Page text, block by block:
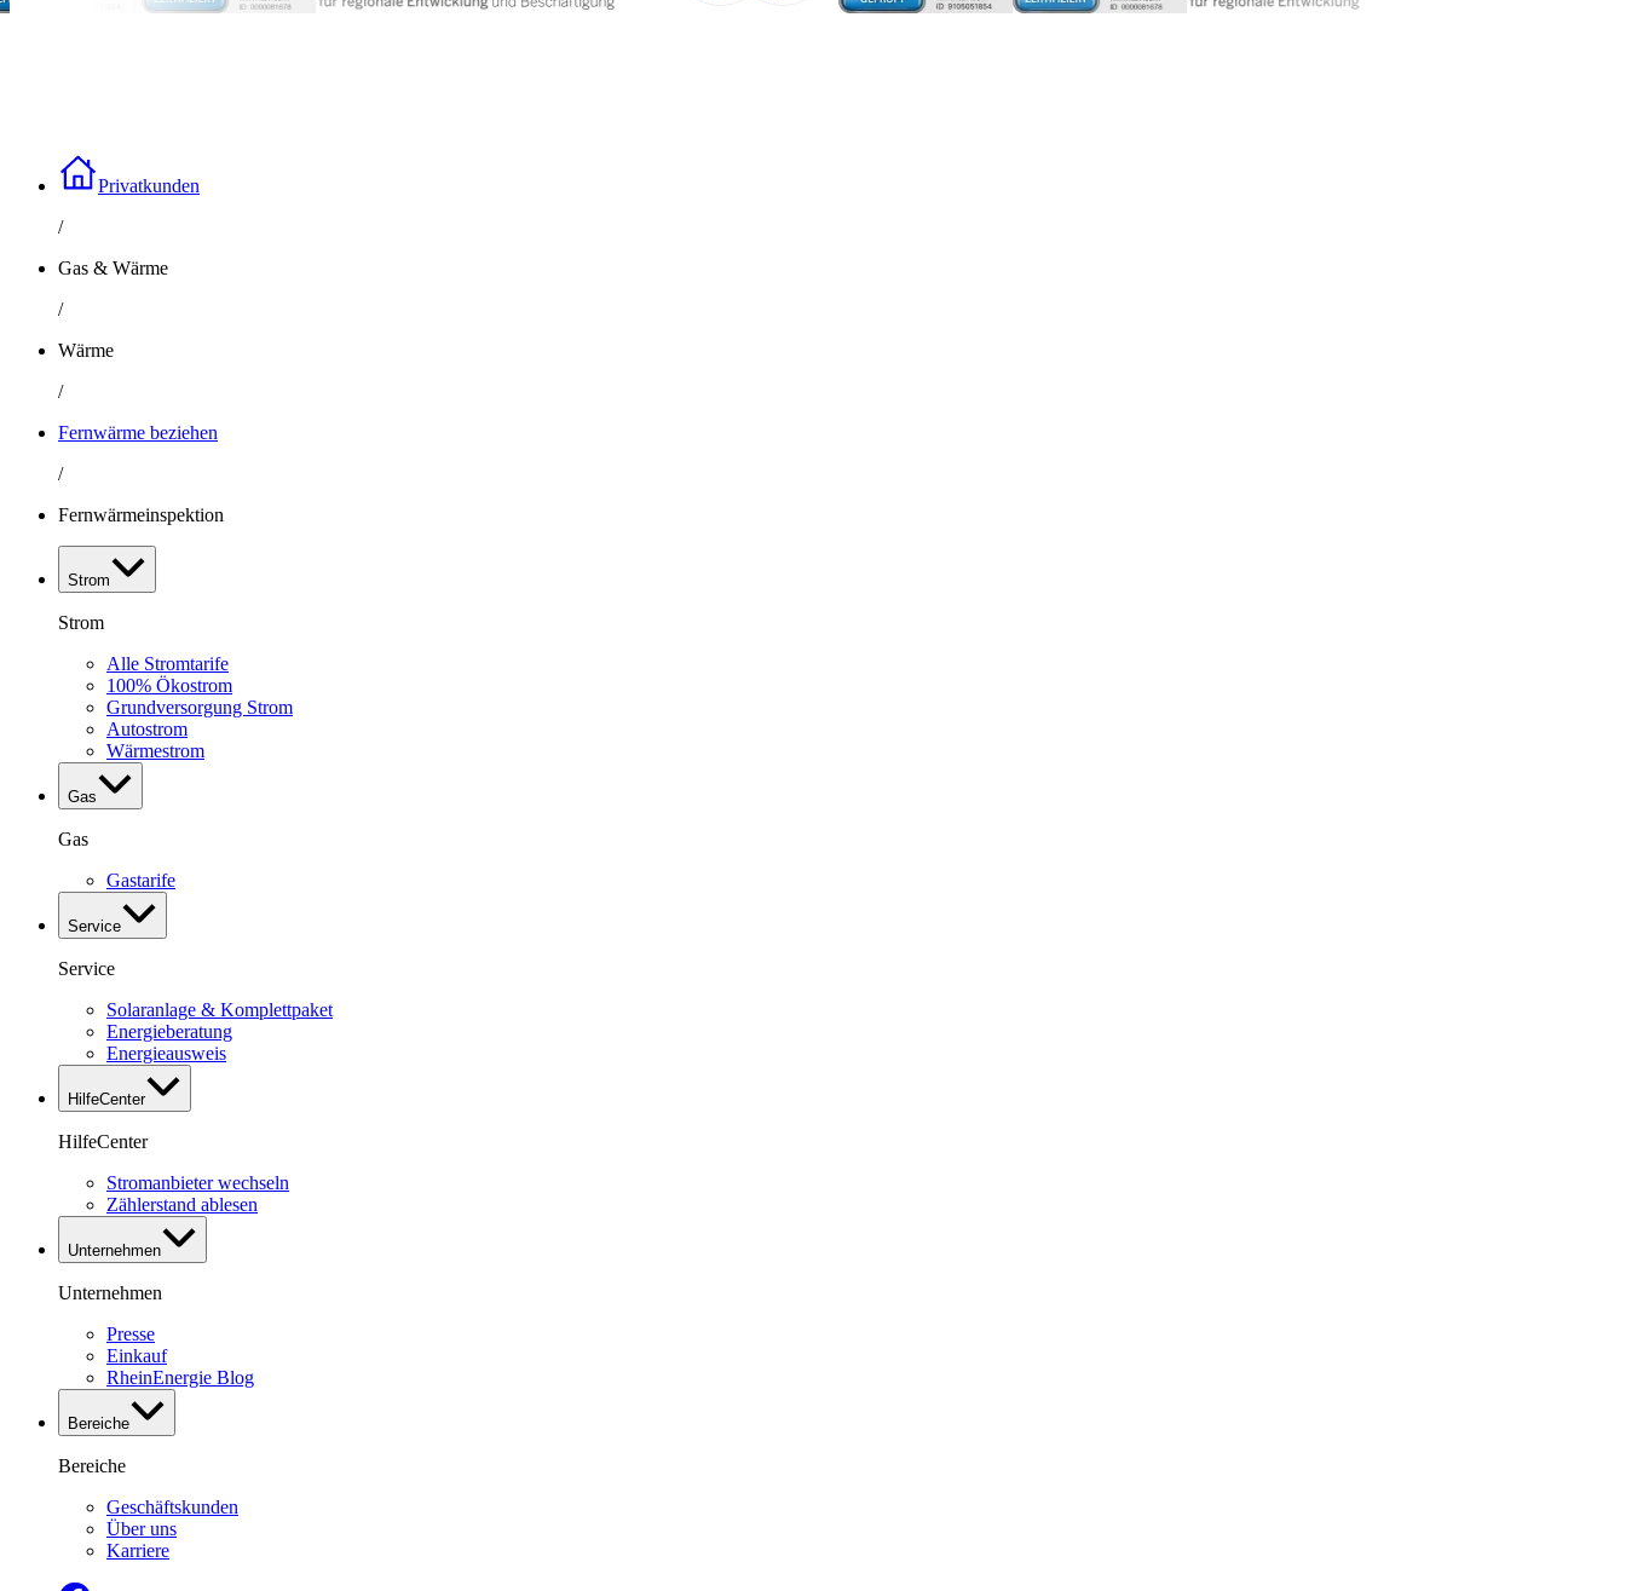
Privatkunden
/
Gas & Wärme
/
Wärme
/
Fernwärme beziehen
/
Fernwärmeinspektion
Strom
Strom
Alle Stromtarife
100% Ökostrom
Grundversorgung Strom
Autostrom
Wärmestrom
Gas
Gas
Gastarife
Service
Service
Solaranlage & Komplettpaket
Energieberatung
Energieausweis
HilfeCenter
HilfeCenter
Stromanbieter wechseln
Zählerstand ablesen
Unternehmen
Unternehmen
Presse
Einkauf
RheinEnergie Blog
Bereiche
Bereiche
Geschäftskunden
Über uns
Karriere